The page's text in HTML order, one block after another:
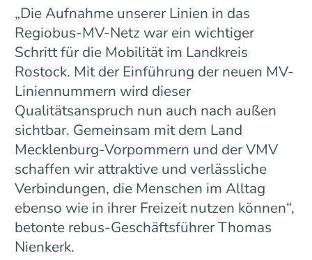
„Die Aufnahme unserer Linien in das
Regiobus-MV-Netz war ein wichtiger
Schritt für die Mobilität im Landkreis
Rostock. Mit der Einführung der neuen MV-
Liniennummern wird dieser
Qualitätsanspruch nun auch nach außen
sichtbar. Gemeinsam mit dem Land
Mecklenburg-Vorpommern und der VMV
schaffen wir attraktive und verlässliche
Verbindungen, die Menschen im Alltag
ebenso wie in ihrer Freizeit nutzen können“,
betonte rebus-Geschäftsführer Thomas
Nienkerk.